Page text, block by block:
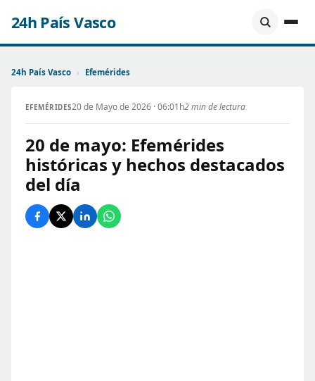
24h País Vasco
24h País Vasco › Efemérides
EFEMÉRIDES20 de Mayo de 2026 · 06:01h2 min de lectura
20 de mayo: Efemérides
históricas y hechos destacados
del día